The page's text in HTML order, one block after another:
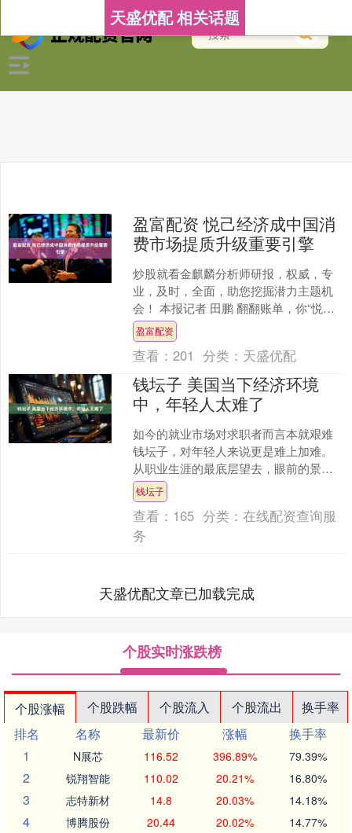
天盛优配 相关话题
盈富配资 悦己经济成中国消
费市场提质升级重要引擎
炒股就看金麒麟分析师研报，权威，专
业，及时，全面，助您挖掘潜力主题机
会！ 本报记者 田鹏 翻翻账单，你“悦
己”了吗？ 它或许仅是一杯手冲咖啡、一
场沉浸式的话剧演....
盈富配资
查看：201 分类： 天盛优配
钱坛子 美国当下经济环境
中，年轻人太难了
如今的就业市场对求职者而言本就艰难
钱坛子，对年轻人来说更是难上加难。
从职业生涯的最底层望去，眼前的景象
令人沮丧：失业率高企、购买力下降，
而人工智能（AI）时代....
钱坛子
查看： 165 分类：在线配资查询服
务
天盛优配文章已加载完成
个股实时涨跌榜
个股涨幅 个股跌幅 个股流入 个股流出
换手率
排名
名称 最新价 涨幅
换手率
1
N展芯 116.52 396.89% 79.39%
2 锐翔智能 110.02 20.21% 16.80%
3 志特新材 14.8 20.03% 14.18%
4 博腾股份 20.44 20.02% 14.77%